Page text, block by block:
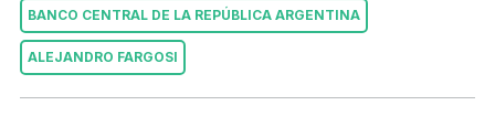
BANCO CENTRAL DE LA REPÚBLICA ARGENTINA
ALEJANDRO FARGOSI